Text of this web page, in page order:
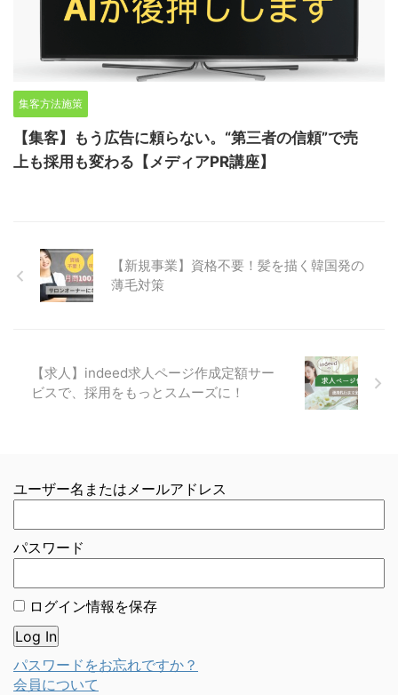
集客方法施策
【集客】もう広告に頼らない。“第三者の信頼”で売
上も採用も変わる【メディアPR講座】
【新規事業】資格不要！髪を描く韓国発の
薄毛対策
【求人】indeed求人ページ作成定額サー
ビスで、採用をもっとスムーズに！
ユーザー名またはメールアドレス
パスワード
ログイン情報を保存
パスワードをお忘れですか？
会員について